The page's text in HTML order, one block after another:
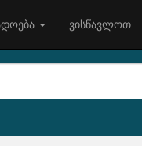
ვისწავლოთ